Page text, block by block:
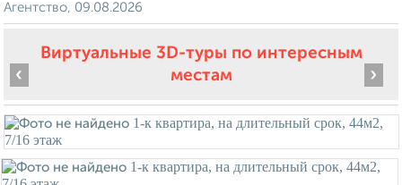
Агентство, 09.08.2026
Виртуальные 3D-туры по интересным
местам
‹ ›